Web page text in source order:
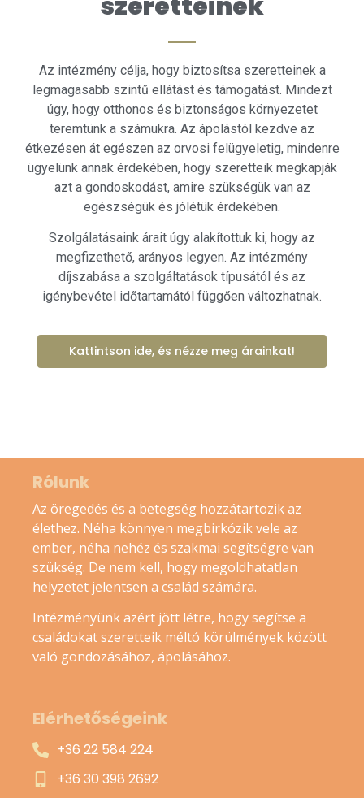
Az intézmény célja, hogy biztosítsa szeretteinek a
legmagasabb szintű ellátást és támogatást. Mindezt
úgy, hogy otthonos és biztonságos környezetet
teremtünk a számukra. Az ápolástól kezdve az
étkezésen át egészen az orvosi felügyeletig, mindenre
ügyelünk annak érdekében, hogy szeretteik megkapják
azt a gondoskodást, amire szükségük van az
egészségük és jólétük érdekében.
Szolgálatásaink árait úgy alakítottuk ki, hogy az
megfizethető, arányos legyen. Az intézmény
díjszabása a szolgáltatások típusától és az
igénybevétel időtartamától függően változhatnak.
Kattintson ide, és nézze meg árainkat!
Rólunk
Az öregedés és a betegség hozzátartozik az
élethez. Néha könnyen megbirkózik vele az
ember, néha nehéz és szakmai segítségre van
szükség. De nem kell, hogy megoldhatatlan
helyzetet jelentsen a család számára.
Intézményünk azért jött létre, hogy segítse a
családokat szeretteik méltó körülmények között
való gondozásához, ápolásához.
Elérhetőségeink
+36 22 584 224
+36 30 398 2692